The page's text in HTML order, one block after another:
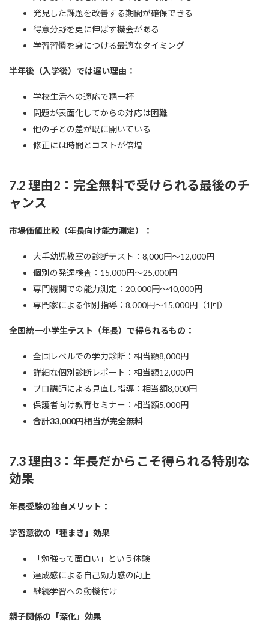
発見した課題を改善する期間が確保できる
得意分野を更に伸ばす機会がある
学習習慣を身につける最適なタイミング
半年後（入学後）では遅い理由：
学校生活への適応で精一杯
問題が表面化してからの対応は困難
他の子との差が既に開いている
修正には時間とコストが倍増
7.2 理由2：完全無料で受けられる最後のチ
ャンス
市場価値比較（年長向け能力測定）：
大手幼児教室の診断テスト：8,000円〜12,000円
個別の発達検査：15,000円〜25,000円
専門機関での能力測定：20,000円〜40,000円
専門家による個別指導：8,000円〜15,000円（1回）
全国統一小学生テスト（年長）で得られるもの：
全国レベルでの学力診断：相当額8,000円
詳細な個別診断レポート：相当額12,000円
プロ講師による見直し指導：相当額8,000円
保護者向け教育セミナー：相当額5,000円
合計33,000円相当が完全無料
7.3 理由3：年長だからこそ得られる特別な
効果
年長受験の独自メリット：
学習意欲の「種まき」効果
「勉強って面白い」という体験
達成感による自己効力感の向上
継続学習への動機付け
親子関係の「深化」効果